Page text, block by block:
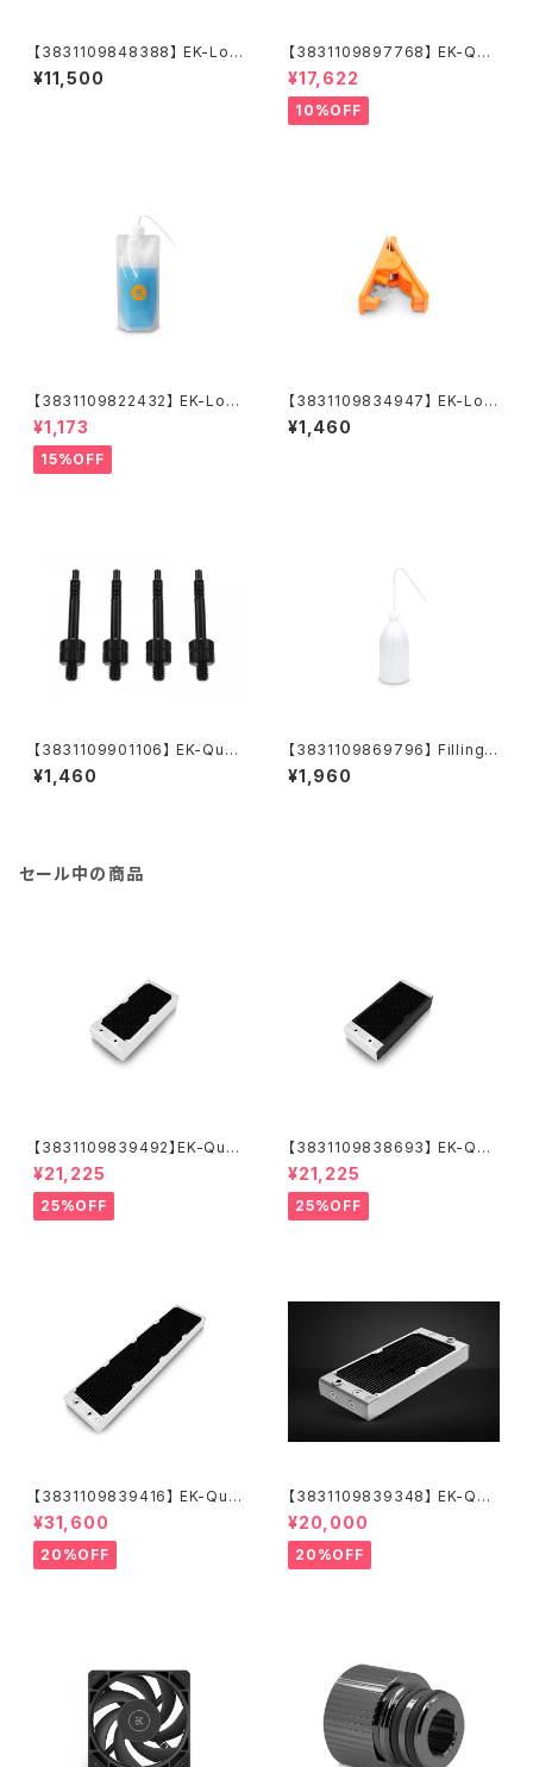
【3831109848388】 EK-Loo
p Leak Tester Flex
¥11,500
【3831109897768】 EK-Qua
ntum Velocity² IHS Remov
al Tool - 1700
¥17,622
10%OFF
【3831109822432】 EK-Loo
p Foldable Filling Bottle
¥1,173
15%OFF
【3831109834947】 EK-Loo
p Soft Tube Cutting Tool
¥1,460
【3831109901106】 EK-Quan
tum Velocity Ryzen Edition
UNC Standoffs - AM5 Blac
¥1,460
【3831109869796】 Filling B
ottle (1000mL)
¥1,960
セール中の商品
【3831109839492】EK-Quan
tum Surface X240M - Whit
e
¥21,225
25%OFF
【3831109838693】 EK-Qua
ntum Surface X240M - Bla
ck
¥21,225
25%OFF
【3831109839416】 EK-Qua
ntum Surface P560M - Whi
te
¥31,600
20%OFF
【3831109839348】 EK-Qua
ntum Surface P280M X-Flo
w - White
¥20,000
20%OFF